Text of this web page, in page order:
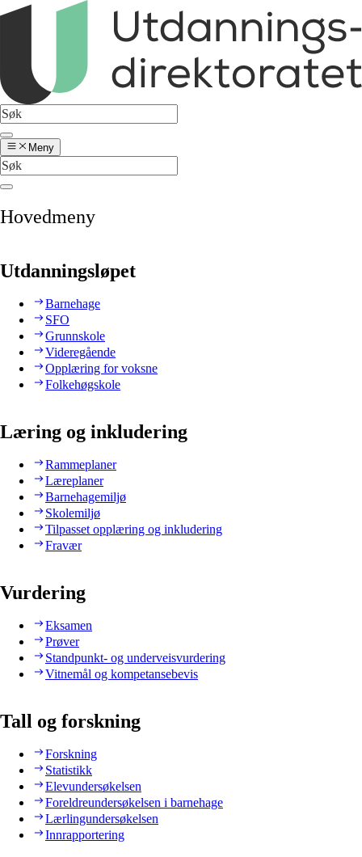
Meny
Hovedmeny
Utdanningsløpet
Barnehage
SFO
Grunnskole
Videregående
Opplæring for voksne
Folkehøgskole
Læring og inkludering
Rammeplaner
Læreplaner
Barnehagemiljø
Skolemiljø
Tilpasset opplæring og inkludering
Fravær
Vurdering
Eksamen
Prøver
Standpunkt- og underveisvurdering
Vitnemål og kompetansebevis
Tall og forskning
Forskning
Statistikk
Elevundersøkelsen
Foreldreundersøkelsen i barnehage
Lærlingundersøkelsen
Innrapportering